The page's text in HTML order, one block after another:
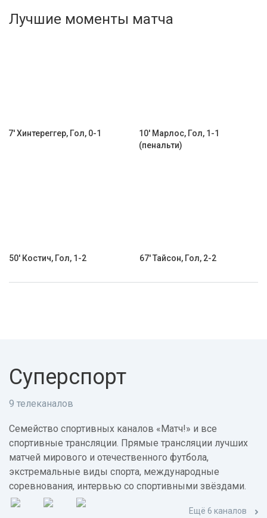
Активировать промокод
Лучшие моменты матча
7' Хинтереггер, Гол, 0-1
10' Марлос, Гол, 1-1
(пенальти)
50' Костич, Гол, 1-2 67' Тайсон, Гол, 2-2
Суперспорт
9 телеканалов
Семейство спортивных каналов «Матч!» и все
спортивные трансляции. Прямые трансляции лучших
матчей мирового и отечественного футбола,
экстремальные виды спорта, международные
соревнования, интервью со спортивными звёздами.
Ещё 6 каналов